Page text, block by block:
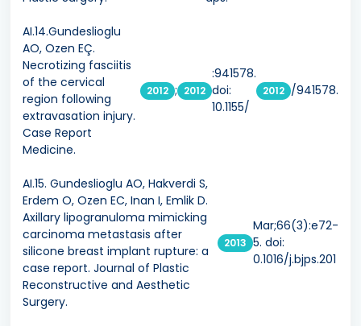
AI.14.Gundeslioglu
AO, Ozen EÇ.
Necrotizing fasciitis
of the cervical
region following
extravasation injury.
Case Report
Medicine.
2012 ; 2012
:941578.
doi:
10.1155/
2012 /941578.
AI.15. Gundeslioglu AO, Hakverdi S,
Erdem O, Ozen EC, Inan I, Emlik D.
Axillary lipogranuloma mimicking
carcinoma metastasis after
silicone breast implant rupture: a
case report. Journal of Plastic
Reconstructive and Aesthetic
Surgery.
2013
Mar;66(3):e72-
5. doi:
0.1016/j.bjps.201